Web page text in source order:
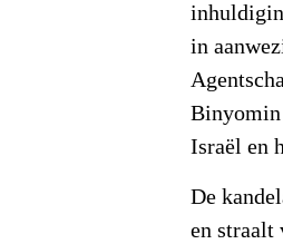
in
Binyomin
Israël en
De
en straalt